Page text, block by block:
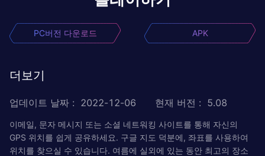
PC버전 다운로드 APK
더보기
업데이트 날짜 : 2022-12-06 현재 버전 : 5.08
이메일, 문자 메시지 또는 소셜 네트워킹 사이트를 통해 자신의
GPS 위치를 쉽게 공유하세요. 구글 지도 덕분에, 좌표를 사용하여
위치를 찾으실 수 있습니다. 여름에 실외에 있는 동안 최고의 장소